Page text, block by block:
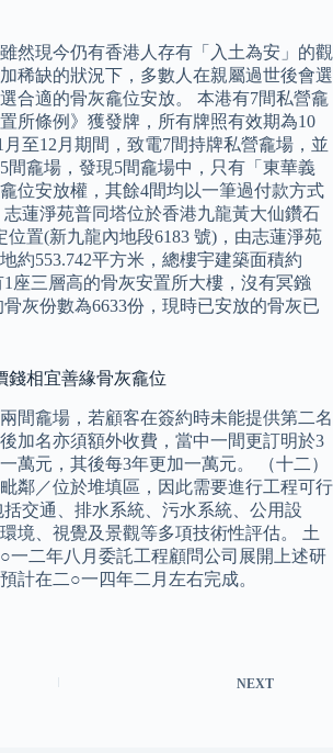
然現今仍有香港人存有「入土為安」的觀
稀缺的狀況下，多數人在親屬過世後會選
合適的骨灰龕位安放。 本港有7間私營龕
所條例》獲發牌，所有牌照有效期為10
至12月期間，致電7間持牌私營龕場，並
間龕場，發現5間龕場中，只有「東華義
位安放權，其餘4間均以一筆過付款方式
蓮淨苑普同塔位於香港九龍黃大仙鑽石
位置(新九龍內地段6183 號)，由志蓮淨苑
約553.742平方米，總樓宇建築面積約
1座三層高的骨灰安置所大樓，沒有冥鏹
灰份數為6633份，現時已安放的骨灰已
錢相宜善緣骨灰龕位
間龕場，若顧客在簽約時未能提供第二名
加名亦須額外收費，當中一間更訂明於3
萬元，其後每3年更加一萬元。 （十二）
鄰／位於堆填區，因此需要進行工程可行
交通、排水系統、污水系統、公用設
境、視覺及景觀等多項技術性評估。 土
一二年八月委託工程顧問公司展開上述研
計在二○一四年二月左右完成。
NEXT